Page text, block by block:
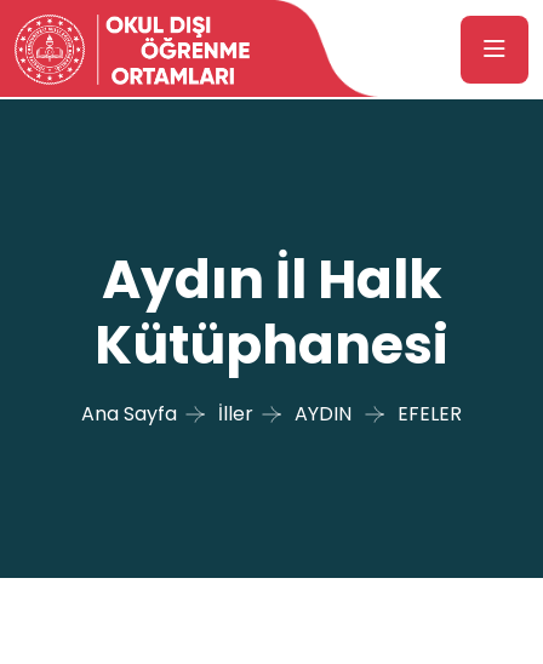
Aydın İl Halk
Kütüphanesi
Ana Sayfa İller AYDIN EFELER